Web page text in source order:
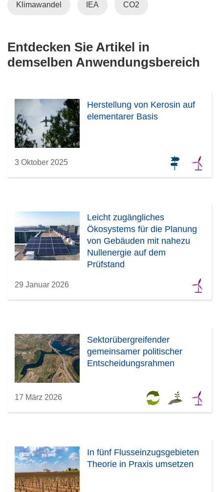
Klimawandel IEA CO2
Entdecken Sie Artikel in
demselben Anwendungsbereich
Herstellung von Kerosin auf
elementarer Basis
3 Oktober 2025
Leicht zugängliches
Ökosystems für die Planung
von Gebäuden mit nahezu
Nullenergie auf dem
Prüfstand
29 Januar 2026
Sektorübergreifender
gemeinsamer politischer
Entscheidungsrahmen
17 März 2026
In fünf Flusseinzugsgebieten
Theorie in Praxis umsetzen